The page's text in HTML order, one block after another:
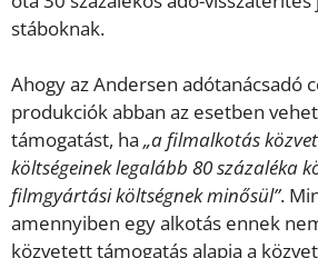
stáboknak.
Ahogy az Andersen adótanácsadó
produkciók abban az esetben
támogatást, ha „a filmalkotás
költségeinek legalább 80 százaléka
filmgyártási költségnek minősül”.
amennyiben egy alkotás ennek
közvetett támogatás alapja a